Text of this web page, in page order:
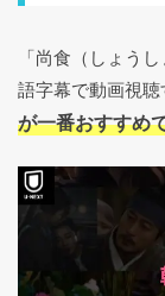
「尚食（しょう
語字幕で動画視聴
が一番おすすめ